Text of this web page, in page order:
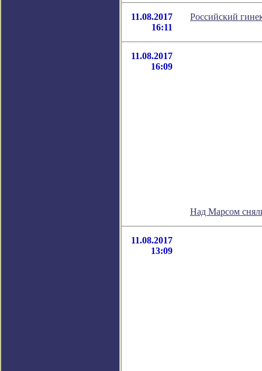
11.08.2017
16:11
Российский
11.08.2017
16:09
Над Марсом
11.08.2017
13:09